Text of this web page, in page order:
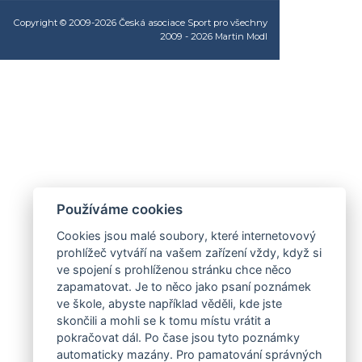
Copyright © 2009-2026 Česká asociace Sport pro všechny
2009 - 2026 Martin Modl
Používáme cookies
Cookies jsou malé soubory, které internetovový
prohlížeč vytváří na vašem zařízení vždy, když si
ve spojení s prohlíženou stránku chce něco
zapamatovat. Je to něco jako psaní poznámek
ve škole, abyste například věděli, kde jste
skončili a mohli se k tomu místu vrátit a
pokračovat dál. Po čase jsou tyto poznámky
automaticky mazány. Pro pamatování správných